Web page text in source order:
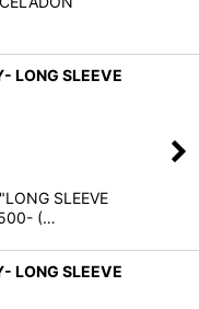
LONG SLEEVE
SLEEVE
(…
LONG SLEEVE